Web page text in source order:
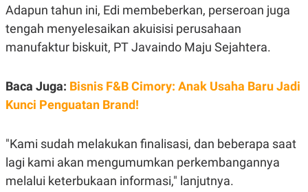
S
A
T
D
A
A
G
E
S
K
N
N
V
L
P
S
Adapun tahun ini, Edi membeberkan, perseroan juga
tengah menyelesaikan akuisisi perusahaan
manufaktur biskuit, PT Javaindo Maju Sejahtera.
Baca Juga: Bisnis F&B Cimory: Anak Usaha Baru Jadi
Kunci Penguatan Brand!
"Kami sudah melakukan finalisasi, dan beberapa saat
lagi kami akan mengumumkan perkembangannya
melalui keterbukaan informasi," lanjutnya.